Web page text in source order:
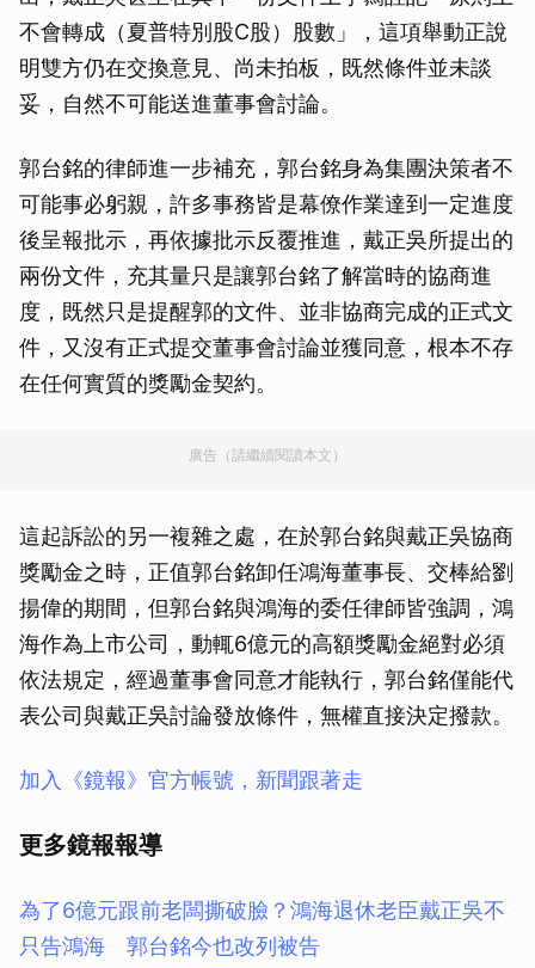
不會轉成（夏普特別股C股）股數」，這項舉動正說
明雙方仍在交換意見、尚未拍板，既然條件並未談
妥，自然不可能送進董事會討論。
郭台銘的律師進一步補充，郭台銘身為集團決策者不
可能事必躬親，許多事務皆是幕僚作業達到一定進度
後呈報批示，再依據批示反覆推進，戴正吳所提出的
兩份文件，充其量只是讓郭台銘了解當時的協商進
度，既然只是提醒郭的文件、並非協商完成的正式文
件，又沒有正式提交董事會討論並獲同意，根本不存
在任何實質的獎勵金契約。
廣告（請繼續閱讀本文）
這起訴訟的另一複雜之處，在於郭台銘與戴正吳協商
獎勵金之時，正值郭台銘卸任鴻海董事長、交棒給劉
揚偉的期間，但郭台銘與鴻海的委任律師皆強調，鴻
海作為上市公司，動輒6億元的高額獎勵金絕對必須
依法規定，經過董事會同意才能執行，郭台銘僅能代
表公司與戴正吳討論發放條件，無權直接決定撥款。
加入《鏡報》官方帳號，新聞跟著走
更多鏡報報導
為了6億元跟前老闆撕破臉？鴻海退休老臣戴正吳不
只告鴻海 郭台銘今也改列被告